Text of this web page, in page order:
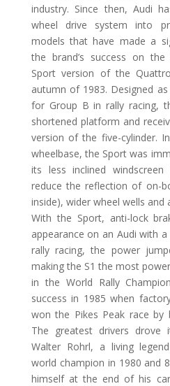
industry. Since then, Audi
wheel drive system into
models that have made a
the brand’s success on
Sport version of the
autumn of 1983. Designed
for Group B in rally racing,
shortened platform and
version of the five-cylinder.
wheelbase, the Sport was
its less inclined
reduce the reflection of on-
inside), wider wheel wells and
With the Sport, anti-lock
appearance on an Audi with
rally racing, the power
making the S1 the most
in the World Rally
success in 1985 when
won the Pikes Peak race by
The greatest drivers
Walter Rohrl, a living
world champion in 1980 and
himself at the end of his